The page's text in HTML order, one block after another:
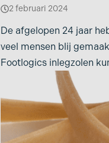
2 februari 2024
De afgelopen 24 jaar
veel mensen blij
Footlogics inlegzolen
voetklachten heel goed